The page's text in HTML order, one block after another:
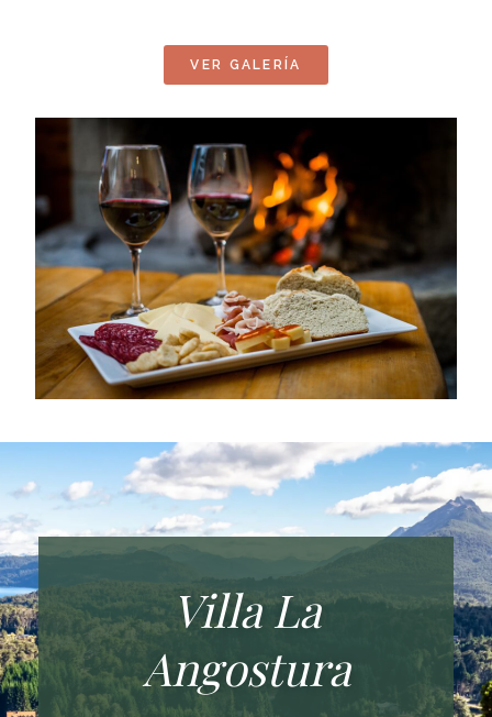
VER GALERÍA
Villa La
Angostura